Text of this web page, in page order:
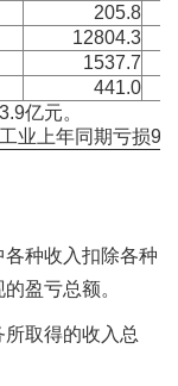
205.8
12804.3
1537.7
441.0
亿元。
上年同期亏损
种收入扣除各种
盈亏总额。
取得的收入总